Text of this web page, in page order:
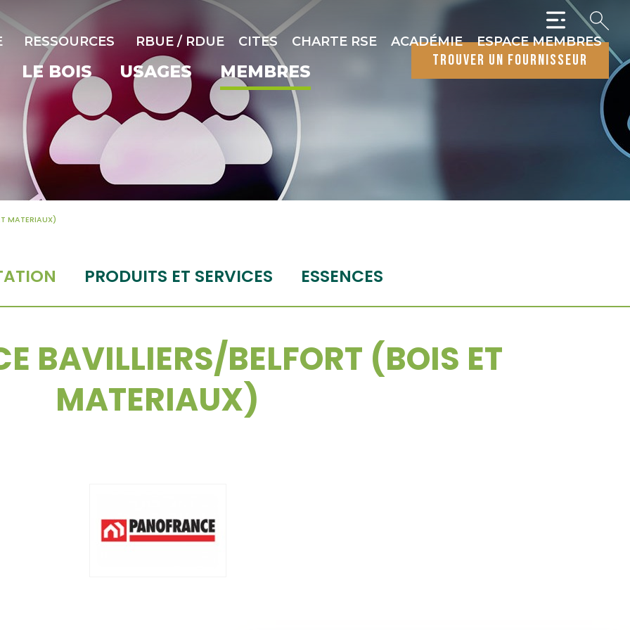
RESSOURCES RBUE / RDUE CITES CHARTE RSE ACADÉMIE ESPACE MEMBRES
LE BOIS USAGES MEMBRES
trouver un fournisseur
MATERIAUX)
PRODUITS ET SERVICES ESSENCES
BAVILLIERS/BELFORT (BOIS ET
MATERIAUX)